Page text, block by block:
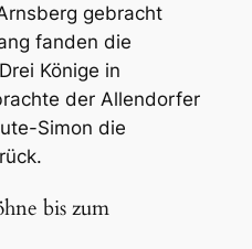
gebracht
fanden die
Könige in
der Allendorfer
Simon die
bis zum